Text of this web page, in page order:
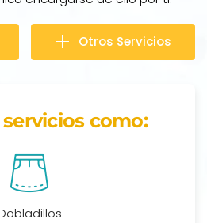
Otros Servicios
como: